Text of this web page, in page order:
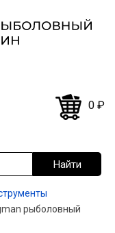
0 ₽
рыболовный